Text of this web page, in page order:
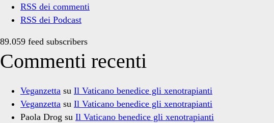
RSS dei commenti
RSS dei Podcast
89.059 feed subscribers
Commenti recenti
Veganzetta su Il Vaticano benedice gli xenotrapianti
Veganzetta su Il Vaticano benedice gli xenotrapianti
Paola Drog su Il Vaticano benedice gli xenotrapianti